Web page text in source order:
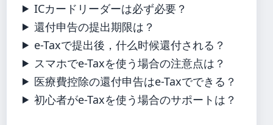
ICカードリーダーは必ず必要？
還付申告の提出期限は？
e-Taxで提出後，什么时候還付される？
スマホでe-Taxを使う場合の注意点は？
医療費控除の還付申告はe-Taxでできる？
初心者がe-Taxを使う場合のサポートは？